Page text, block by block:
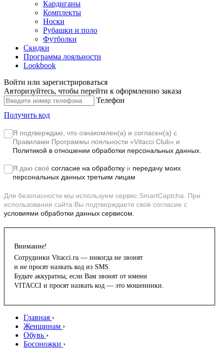
Кардиганы
Комплекты
Носки
Рубашки и поло
Футболки
Скидки
Программа лояльности
Lookbook
Войти или зарегистрироваться
Авторизуйтесь, чтобы перейти к оформлению заказа
Телефон
Получить код
Я подтверждаю, что ознакомлен(а) и согласен(а) с
Правилами Программы лояльности «Vitacci Club» и
Политикой в отношении обработки персональных данных.
Я даю своё согласие на обработку и передачу моих
персональных данных третьим лицам
Для безопасности мы используем сервис SmartCaptcha. При
использовании сайта Вы подтверждаете своё согласие с
условиями обработки данных сервисом.
Внимание!
Сотрудники Vitacci.ru — никогда не звонят
и не просят назвать код из SMS.
Будьте аккуратны, если Вам звонят от имени
VITACCI и просят назвать код — это мошенники.
Главная ›
Женщинам ›
Обувь ›
Босоножки ›